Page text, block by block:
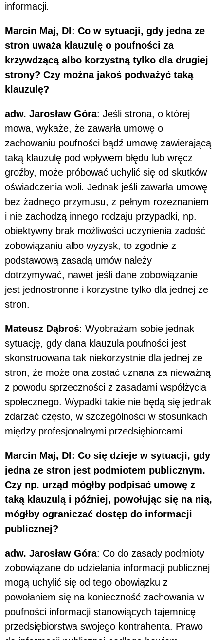
informacji.
Marcin Maj, DI: Co w sytuacji, gdy jedna ze
stron uważa klauzulę o poufności za
krzywdzącą albo korzystną tylko dla drugiej
strony? Czy można jakoś podważyć taką
klauzulę?
adw. Jarosław Góra: Jeśli strona, o której
mowa, wykaże, że zawarła umowę o
zachowaniu poufności bądź umowę zawierającą
taką klauzulę pod wpływem błędu lub wręcz
groźby, może próbować uchylić się od skutków
oświadczenia woli. Jednak jeśli zawarła umowę
bez żadnego przymusu, z pełnym rozeznaniem
i nie zachodzą innego rodzaju przypadki, np.
obiektywny brak możliwości uczynienia zadość
zobowiązaniu albo wyzysk, to zgodnie z
podstawową zasadą umów należy
dotrzymywać, nawet jeśli dane zobowiązanie
jest jednostronne i korzystne tylko dla jednej ze
stron.
Mateusz Dąbroś: Wyobrażam sobie jednak
sytuację, gdy dana klauzula poufności jest
skonstruowana tak niekorzystnie dla jednej ze
stron, że może ona zostać uznana za nieważną
z powodu sprzeczności z zasadami współżycia
społecznego. Wypadki takie nie będą się jednak
zdarzać często, w szczególności w stosunkach
między profesjonalnymi przedsiębiorcami.
Marcin Maj, DI: Co się dzieje w sytuacji, gdy
jedna ze stron jest podmiotem publicznym.
Czy np. urząd mógłby podpisać umowę z
taką klauzulą i później, powołując się na nią,
mógłby ograniczać dostęp do informacji
publicznej?
adw. Jarosław Góra: Co do zasady podmioty
zobowiązane do udzielania informacji publicznej
mogą uchylić się od tego obowiązku z
powołaniem się na konieczność zachowania w
poufności informacji stanowiących tajemnicę
przedsiębiorstwa swojego kontrahenta. Prawo